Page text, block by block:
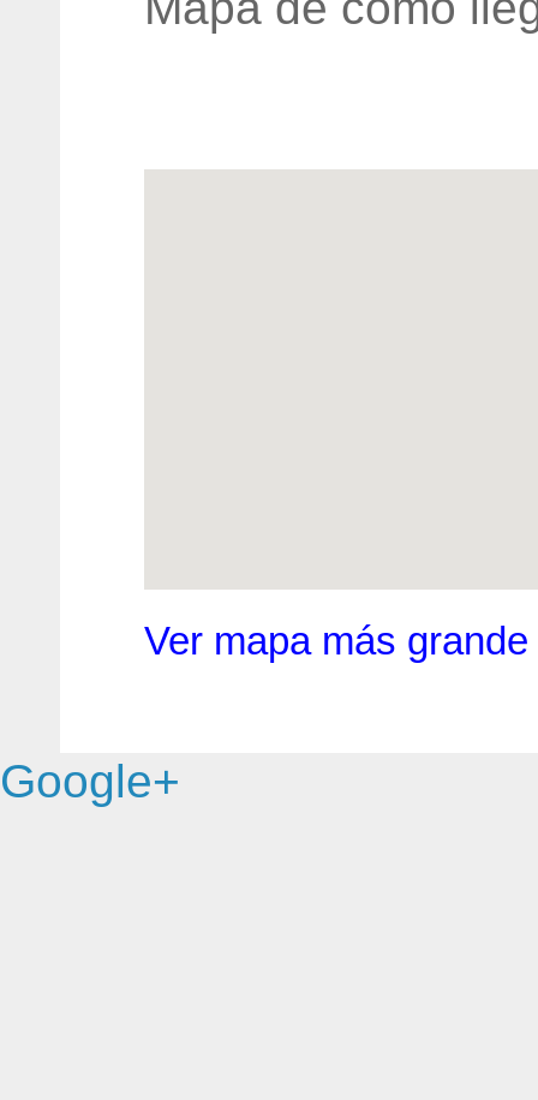
Ver mapa más grande
Google+